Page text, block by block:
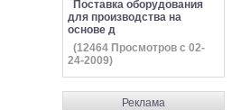
Поставка оборудования
для производства на
основе д
(12464 Просмотров с 02-
24-2009)
Реклама